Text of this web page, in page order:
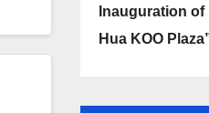
Inauguration
Hua KOO